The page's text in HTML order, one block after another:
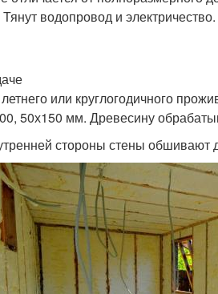
Тянут водопровод и
или круглогодичного
50х150 мм. Древесину
стороны стены обшивают